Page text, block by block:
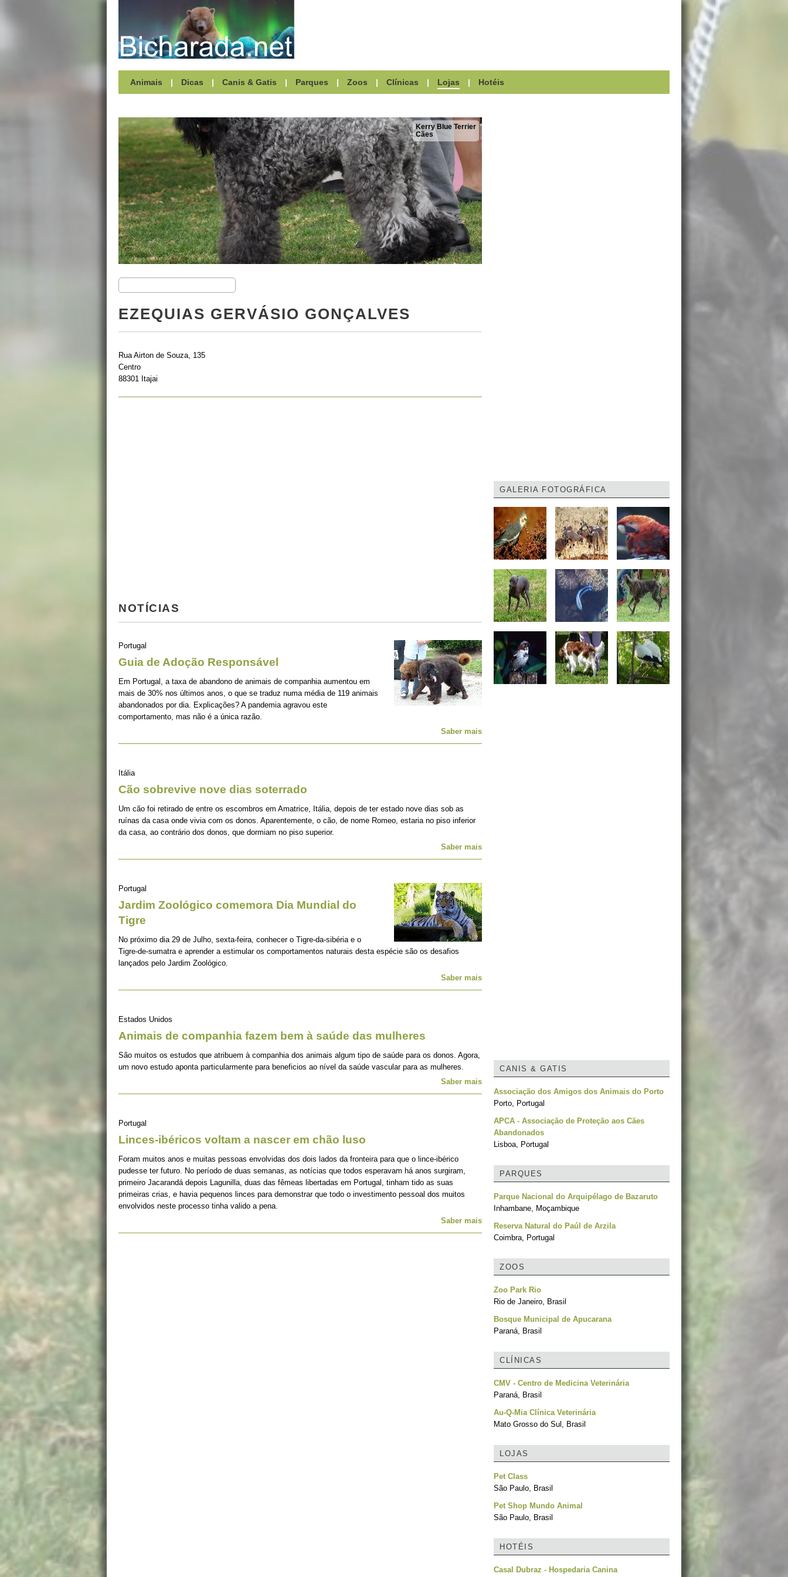
Animais | Dicas | Canis & Gatis | Parques | Zoos | Clínicas | Lojas | Hotéis
Kerry Blue Terrier
Cães
EZEQUIAS GERVÁSIO GONÇALVES
Rua Airton de Souza, 135
Centro
88301 Itajai
NOTÍCIAS
Portugal
Guia de Adoção Responsável
Em Portugal, a taxa de abandono de animais de companhia aumentou em
mais de 30% nos últimos anos, o que se traduz numa média de 119 animais
abandonados por dia. Explicações? A pandemia agravou este
comportamento, mas não é a única razão.
Saber mais
Itália
Cão sobrevive nove dias soterrado
Um cão foi retirado de entre os escombros em Amatrice, Itália, depois de ter estado nove dias sob as
ruínas da casa onde vivia com os donos. Aparentemente, o cão, de nome Romeo, estaria no piso inferior
da casa, ao contrário dos donos, que dormiam no piso superior.
Saber mais
Portugal
Jardim Zoológico comemora Dia Mundial do
Tigre
No próximo dia 29 de Julho, sexta-feira, conhecer o Tigre-da-sibéria e o
Tigre-de-sumatra e aprender a estimular os comportamentos naturais desta espécie são os desafios
lançados pelo Jardim Zoológico.
Saber mais
Estados Unidos
Animais de companhia fazem bem à saúde das mulheres
São muitos os estudos que atribuem à companhia dos animais algum tipo de saúde para os donos. Agora,
um novo estudo aponta particularmente para beneficios ao nível da saúde vascular para as mulheres.
Saber mais
Portugal
Linces-ibéricos voltam a nascer em chão luso
Foram muitos anos e muitas pessoas envolvidas dos dois lados da fronteira para que o lince-ibérico
pudesse ter futuro. No período de duas semanas, as notícias que todos esperavam há anos surgiram,
primeiro Jacarandá depois Lagunilla, duas das fêmeas libertadas em Portugal, tinham tido as suas
primeiras crias, e havia pequenos linces para demonstrar que todo o investimento pessoal dos muitos
envolvidos neste processo tinha valido a pena.
Saber mais
GALERIA FOTOGRÁFICA
CANIS & GATIS
Associação dos Amigos dos Animais do Porto
Porto, Portugal
APCA - Associação de Proteção aos Cães
Abandonados
Lisboa, Portugal
PARQUES
Parque Nacional do Arquipélago de Bazaruto
Inhambane, Moçambique
Reserva Natural do Paúl de Arzila
Coimbra, Portugal
ZOOS
Zoo Park Rio
Rio de Janeiro, Brasil
Bosque Municipal de Apucarana
Paraná, Brasil
CLÍNICAS
CMV - Centro de Medicina Veterinária
Paraná, Brasil
Au-Q-Mia Clínica Veterinária
Mato Grosso do Sul, Brasil
LOJAS
Pet Class
São Paulo, Brasil
Pet Shop Mundo Animal
São Paulo, Brasil
HOTÉIS
Casal Dubraz - Hospedaria Canina